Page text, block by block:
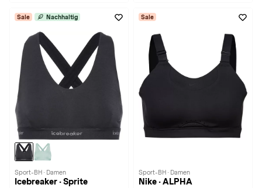
Sale Nachhaltig
Sport-BH · Damen
Icebreaker · Sprite
Sale
Sport-BH · Damen
Nike · ALPHA